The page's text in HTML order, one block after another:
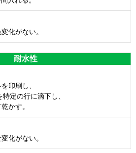
化がない。
耐水性
印刷し、
定の行に滴下し、
かす。
化がない。